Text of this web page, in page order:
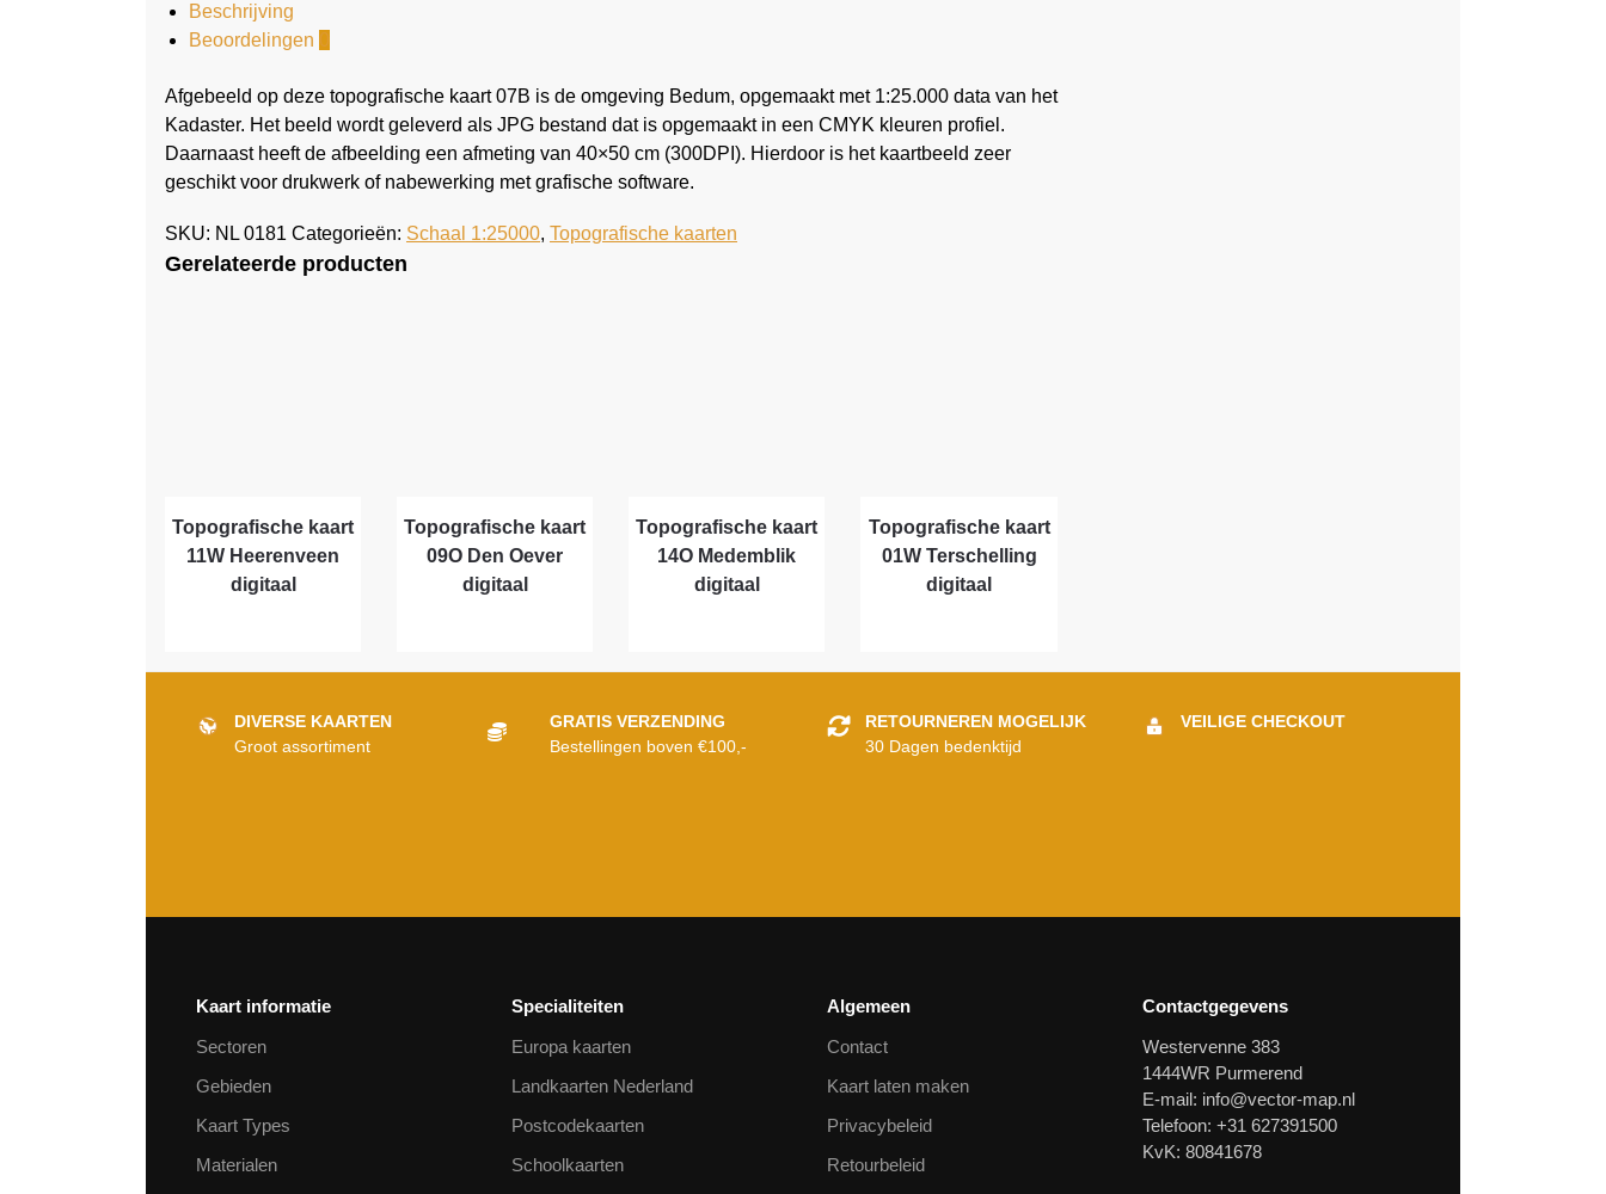
Beschrijving
Beoordelingen 0
Afgebeeld op deze topografische kaart 07B is de omgeving Bedum, opgemaakt met 1:25.000 data van het
Kadaster. Het beeld wordt geleverd als JPG bestand dat is opgemaakt in een CMYK kleuren profiel.
Daarnaast heeft de afbeelding een afmeting van 40×50 cm (300DPI). Hierdoor is het kaartbeeld zeer
geschikt voor drukwerk of nabewerking met grafische software.
SKU: NL 0181 Categorieën: Schaal 1:25000, Topografische kaarten
Gerelateerde producten
Topografische kaart
11W Heerenveen
digitaal
Topografische kaart
09O Den Oever
digitaal
Topografische kaart
14O Medemblik
digitaal
Topografische kaart
01W Terschelling
digitaal
DIVERSE KAARTEN
Groot assortiment
GRATIS VERZENDING
Bestellingen boven €100,-
RETOURNEREN MOGELIJK
30 Dagen bedenktijd
VEILIGE CHECKOUT
Kaart informatie
Sectoren
Gebieden
Kaart Types
Materialen
Specialiteiten
Europa kaarten
Landkaarten Nederland
Postcodekaarten
Schoolkaarten
Algemeen
Contact
Kaart laten maken
Privacybeleid
Retourbeleid
Contactgegevens
Westervenne 383
1444WR Purmerend
E-mail: info@vector-map.nl
Telefoon: +31 627391500
KvK: 80841678